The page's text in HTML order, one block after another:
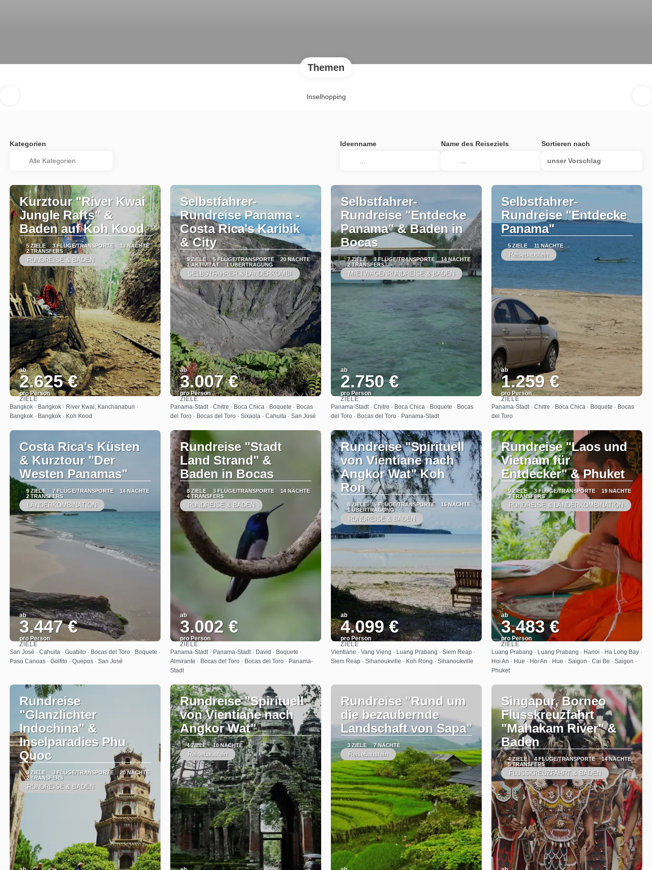
Themen
Inselhopping
Kategorien Ideenname Name des Reiseziels Sortieren nach
unser Vorschlag
Kurztour "River Kwai
Jungle Rafts" &
Baden auf Koh Kood
5 ZIELE 3 FLÜGE/TRANSPORTE
13 NÄCHTE
2 TRANSFERS
RUNDREISE & BADEN
ab
2.625 €
pro Person
Sehen
ZIELE
Bangkok · Bangkok · River Kwai, Kanchanaburi ·
Bangkok · Bangkok · Koh Kood
Selbstfahrer-
Rundreise Panama -
Costa Rica's Karibik
& City
9 ZIELE 5 FLÜGE/TRANSPORTE
20 NÄCHTE
1 AKTIVITÄT
1 ÜBERTRAGUNG
SELBSTFAHRER & LÄNDERKOMBI
ab
3.007 €
pro Person
Sehen
ZIELE
Panama-Stadt · Chitre · Boca Chica · Boquete · Bocas
del Toro · Bocas del Toro · Sixaola · Cahuita · San José
Selbstfahrer-
Rundreise "Entdecke
Panama" & Baden in
Bocas
7 ZIELE 3 FLÜGE/TRANSPORTE
14 NÄCHTE
2 TRANSFERS
MIETWAGENRUNDREISE & BADEN
ab
2.750 €
pro Person
Sehen
ZIELE
Panama-Stadt · Chitre · Boca Chica · Boquete · Bocas
del Toro · Bocas del Toro · Panama-Stadt
Selbstfahrer-
Rundreise "Entdecke
Panama"
5 ZIELE 11 NÄCHTE
Reisebaustein
ab
1.259 €
pro Person
Sehen
ZIELE
Panama-Stadt · Chitre · Boca Chica · Boquete · Bocas
del Toro
Costa Rica's Küsten
& Kurztour "Der
Westen Panamas"
9 ZIELE 7 FLÜGE/TRANSPORTE
14 NÄCHTE
2 TRANSFERS
LÄNDERKOMBINATION
ab
3.447 €
pro Person
Sehen
ZIELE
San José · Cahuita · Guabito · Bocas del Toro · Boquete ·
Paso Canoas · Golfito · Quepos · San José
Rundreise "Stadt
Land Strand" &
Baden in Bocas
8 ZIELE 3 FLÜGE/TRANSPORTE
14 NÄCHTE
4 TRANSFERS
RUNDREISE & BADEN
ab
3.002 €
pro Person
Sehen
ZIELE
Panama-Stadt · Panama-Stadt · David · Boquete ·
Almirante · Bocas del Toro · Bocas del Toro · Panama-
Stadt
Rundreise "Spirituell
von Vientiane nach
Angkor Wat" Koh
Ron
8 ZIELE 5 FLÜGE/TRANSPORTE
15 NÄCHTE
1 ÜBERTRAGUNG
RUNDREISE & BADEN
ab
4.099 €
pro Person
Sehen
ZIELE
Vientiane · Vang Vieng · Luang Prabang · Siem Reap ·
Siem Reap · Sihanoukville · Koh Rong · Sihanoukville
Rundreise "Laos und
Vietnam für
Entdecker" & Phuket
9 ZIELE 3 FLÜGE/TRANSPORTE
19 NÄCHTE
3 TRANSFERS
RUNDREISE & LÄNDERKOMBINATION
ab
3.483 €
pro Person
Sehen
ZIELE
Luang Prabang · Luang Prabang · Hanoi · Ha Long Bay ·
Hoi An · Hue · Hoi An · Hue · Saigon · Cai Be · Saigon ·
Phuket
Rundreise
"Glanzlichter
Indochina" &
Inselparadies Phu
Quoc
9 ZIELE 3 FLÜGE/TRANSPORTE
20 NÄCHTE
2 TRANSFERS
RUNDREISE & BADEN
Rundreise "Spirituell
von Vientiane nach
Angkor Wat"
4 ZIELE 10 NÄCHTE
Reisebaustein
Rundreise "Rund um
die bezaubernde
Landschaft von Sapa"
3 ZIELE 7 NÄCHTE
Reisebaustein
Singapur, Borneo
Flusskreuzfahrt
"Mahakam River" &
Baden
4 ZIELE 4 FLÜGE/TRANSPORTE
14 NÄCHTE
5 TRANSFERS
FLUSSKREUZFAHRT & BADEN